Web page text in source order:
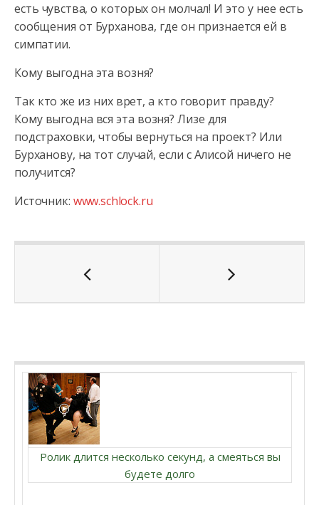
есть чувства, о которых он молчал! И это у нее есть
сообщения от Бурханова, где он признается ей в
симпатии.
Кому выгодна эта возня?
Так кто же из них врет, а кто говорит правду?
Кому выгодна вся эта возня? Лизе для
подстраховки, чтобы вернуться на проект? Или
Бурханову, на тот случай, если с Алисой ничего не
получится?
Источник: www.schlock.ru
Ролик длится несколько секунд, а смеяться вы
будете долго